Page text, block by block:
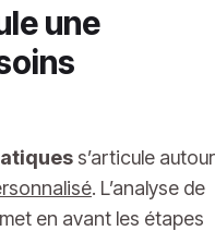
une
s’articule autour
. L’analyse de
en avant les étapes